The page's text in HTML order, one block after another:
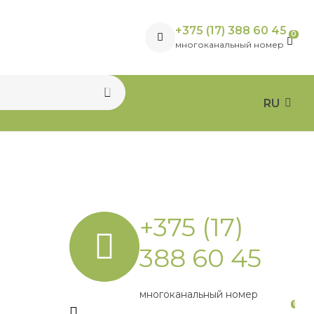
+375 (17) 388 60 45
многоканальный номер
0
RU
+375 (17)
388 60 45
многоканальный номер
0